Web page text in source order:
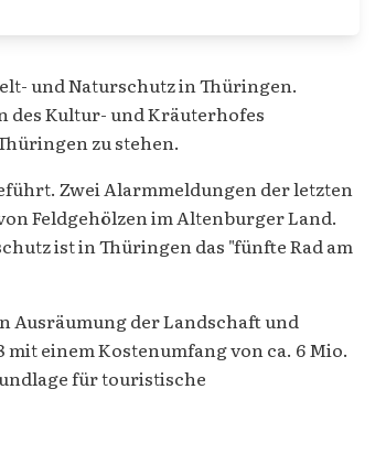
und Naturschutz in Thüringen.
des Kultur- und Kräuterhofes
zu stehen.
Zwei Alarmmeldungen der letzten
Feldgehölzen im Altenburger Land.
ist in Thüringen das "fünfte Rad am
Ausräumung der Landschaft und
einem Kostenumfang von ca. 6 Mio.
für touristische